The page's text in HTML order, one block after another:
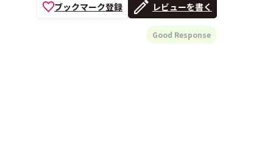
ブックマーク登録 レビューを書く
Good Response